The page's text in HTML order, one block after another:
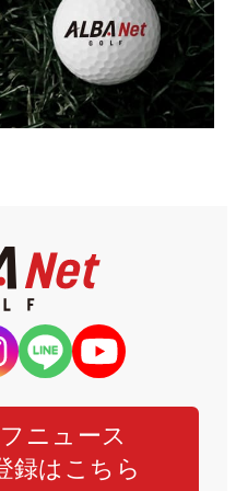
ニュース
録はこちら